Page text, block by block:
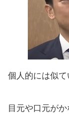
個人的には似て
目元や口元が